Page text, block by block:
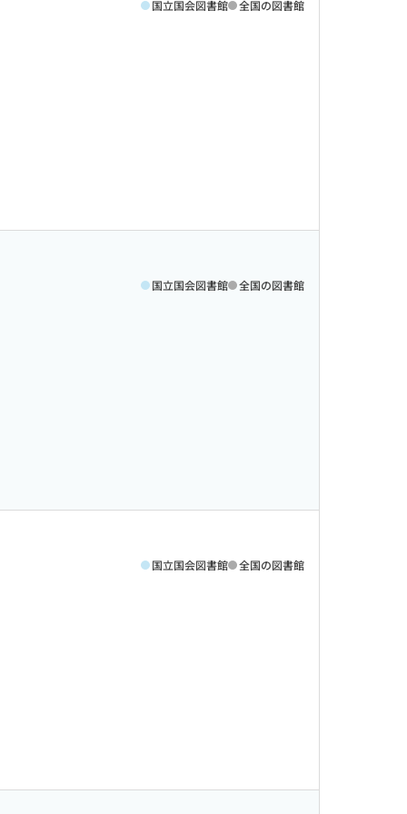
国立国会図書館 全国の図書館
国立国会図書館 全国の図書館
国立国会図書館 全国の図書館